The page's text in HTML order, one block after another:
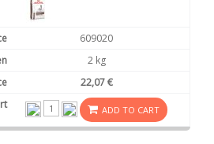
609020
2 kg
22,07 €
ADD TO CART